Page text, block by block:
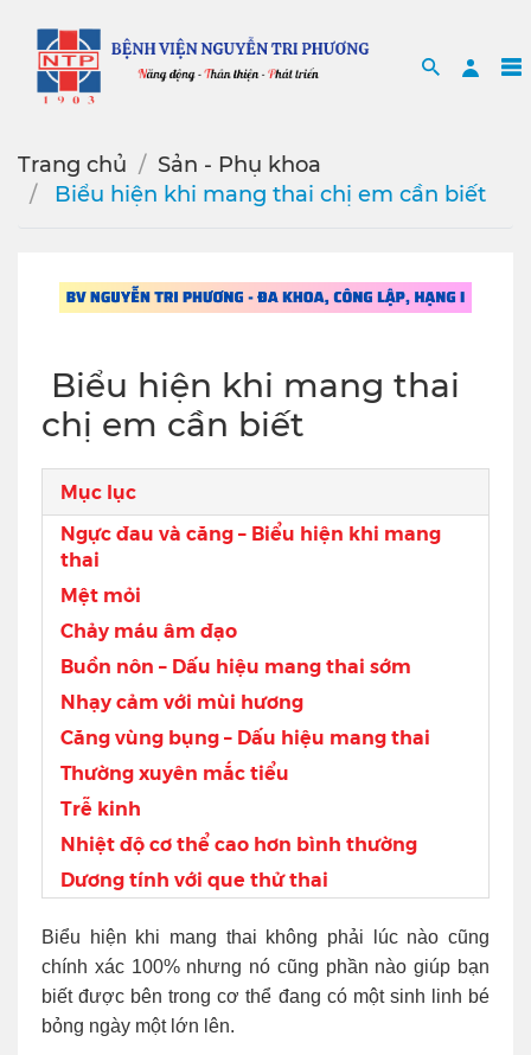
Search
Trang chủ
Sản - Phụ khoa
️ Biểu hiện khi mang thai chị em cần biết
️ Biểu hiện khi mang thai
chị em cần biết
Mục lục
Ngực đau và căng – Biểu hiện khi mang
thai
Mệt mỏi
Chảy máu âm đạo
Buồn nôn – Dấu hiệu mang thai sớm
Nhạy cảm với mùi hương
Căng vùng bụng – Dấu hiệu mang thai
Thường xuyên mắc tiểu
Trễ kinh
Nhiệt độ cơ thể cao hơn bình thường
Dương tính với que thử thai
Biểu hiện khi mang thai không phải lúc nào cũng
chính xác 100% nhưng nó cũng phần nào giúp bạn
biết được bên trong cơ thể đang có một sinh linh bé
bỏng ngày một lớn lên.